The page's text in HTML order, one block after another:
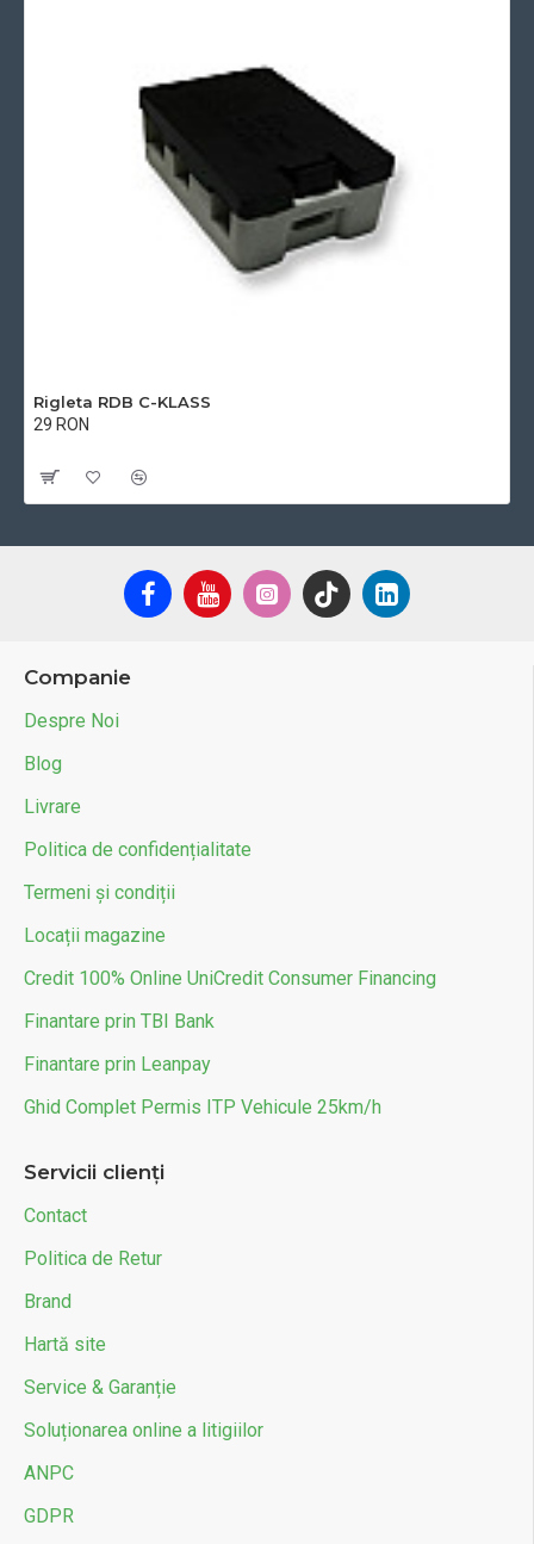
Rigleta RDB C-KLASS
29 RON
Companie
Despre Noi
Blog
Livrare
Politica de confidențialitate
Termeni și condiții
Locații magazine
Credit 100% Online UniCredit Consumer Financing
Finantare prin TBI Bank
Finantare prin Leanpay
Ghid Complet Permis ITP Vehicule 25km/h
Servicii clienți
Contact
Politica de Retur
Brand
Hartă site
Service & Garanție
Soluționarea online a litigiilor
ANPC
GDPR